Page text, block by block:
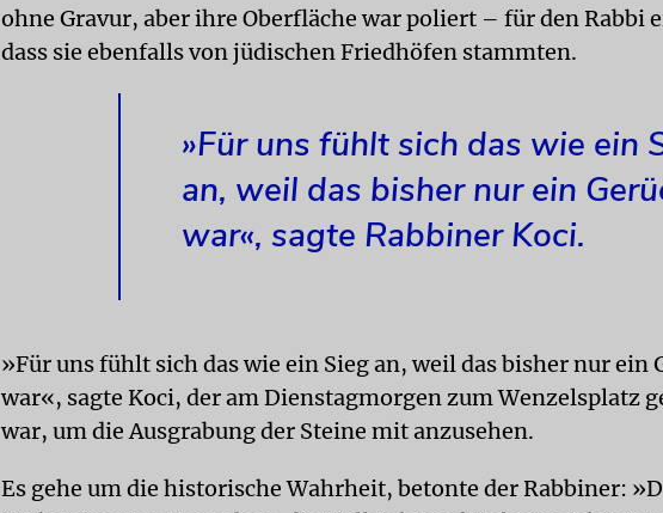
ohne Gravur, aber ihre Oberfläche war poliert – für den Rabbi
dass sie ebenfalls von jüdischen Friedhöfen stammten.
»Für uns fühlt sich das wie ein
an, weil das bisher nur ein
war«, sagte Rabbiner Koci.
»Für uns fühlt sich das wie ein Sieg an, weil das bisher nur ein
war«, sagte Koci, der am Dienstagmorgen zum Wenzelsplatz
war, um die Ausgrabung der Steine mit anzusehen.
Es gehe um die historische Wahrheit, betonte der Rabbiner: